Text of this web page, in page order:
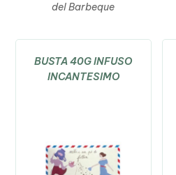
del Barbeque
BUSTA 40G INFUSO
INCANTESIMO